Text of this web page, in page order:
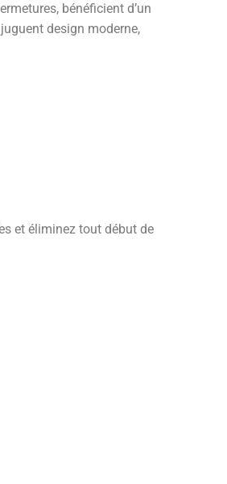
bénéficient d’un
design moderne,
et éliminez tout début de